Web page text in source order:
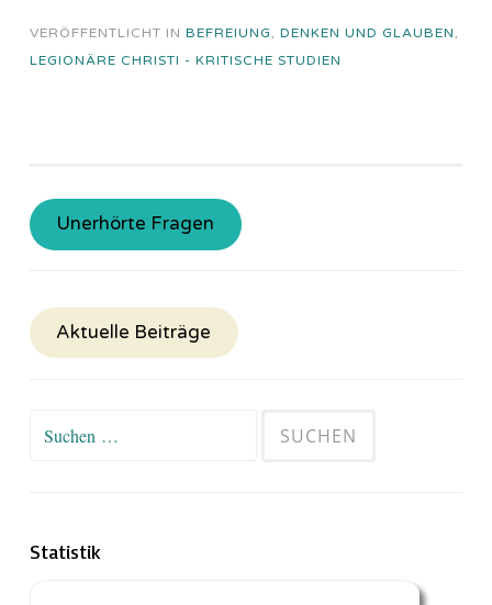
VERÖFFENTLICHT IN BEFREIUNG, DENKEN UND GLAUBEN,
LEGIONÄRE CHRISTI - KRITISCHE STUDIEN
Unerhörte Fragen
Aktuelle Beiträge
Suchen
Statistik